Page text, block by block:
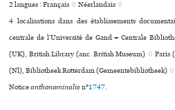
2 langues :Français ♢Néerlandais ♢
4 localisations dans des établissements
centrale de l’Université de Gand = Centrale
(UK), British Library (anc. British Museum) ♢ Paris
(Nl), Bibliotheek Rotterdam (Gemeentebibliotheek) ♢
Noticeanthonominalien°1747.